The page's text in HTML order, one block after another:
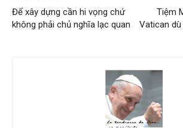
Để xây dựng cần hi vọng chứ
không phải chủ nghĩa lạc quan
Tiệm
Vatican